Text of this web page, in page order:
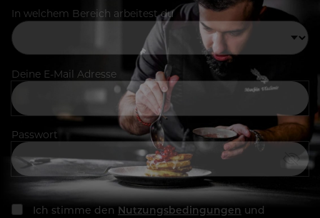
In welchem Bereich arbeitest du
Deine E-Mail Adresse
Passwort
Ich stimme den Nutzungsbedingungen und